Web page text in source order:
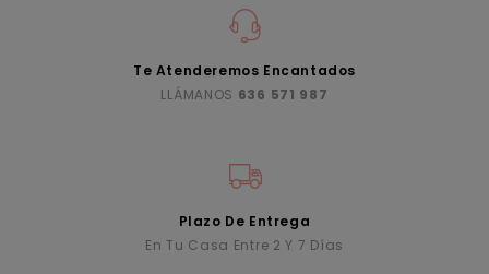
Te Atenderemos Encantados
LLÁMANOS 636 571 987
Plazo De Entrega
En Tu Casa Entre 2 Y 7 Días